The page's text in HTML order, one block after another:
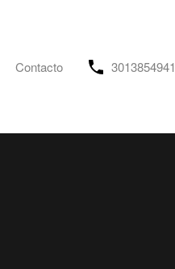
Contacto 3013854941